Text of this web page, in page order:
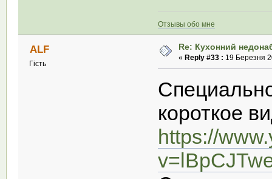
Отзывы обо мне
ALF
Гість
Re: Кухонний
« Reply #33 : 19 Березня
короткое
https://